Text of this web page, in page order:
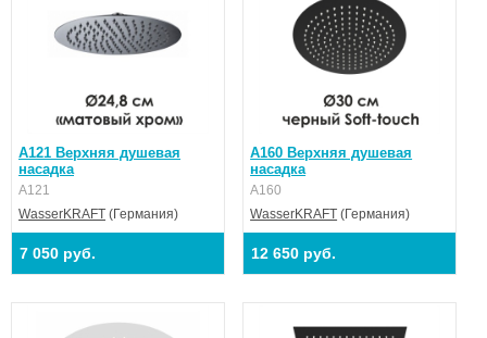
A121 Верхняя душевая
насадка
A121
WasserKRAFT (Германия)
7 050 руб.
A160 Верхняя душевая
насадка
A160
WasserKRAFT (Германия)
12 650 руб.